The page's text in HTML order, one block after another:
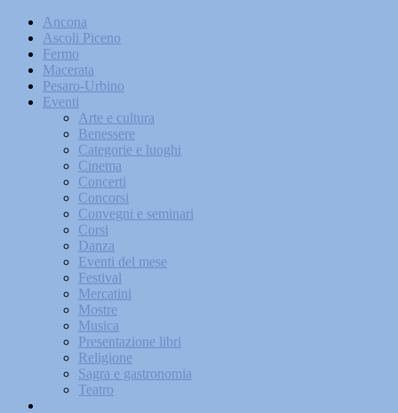
Ancona
Ascoli Piceno
Fermo
Macerata
Pesaro-Urbino
Eventi
Arte e cultura
Benessere
Categorie e luoghi
Cinema
Concerti
Concorsi
Convegni e seminari
Corsi
Danza
Eventi del mese
Festival
Mercatini
Mostre
Musica
Presentazione libri
Religione
Sagra e gastronomia
Teatro